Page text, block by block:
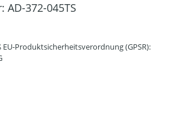
AD-372-045TS
Produktsicherheitsverordnung (GPSR):